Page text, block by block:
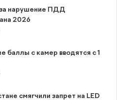
нарушение ПДД
2026
баллы с камер вводятся с 1
смягчили запрет на LED